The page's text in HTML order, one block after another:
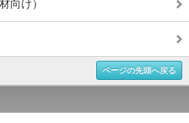
向け）
ページの先頭へ戻る